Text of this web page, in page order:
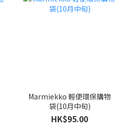
Marmiekko 輕便環保購物
袋(10月中旬)
HK$95.00